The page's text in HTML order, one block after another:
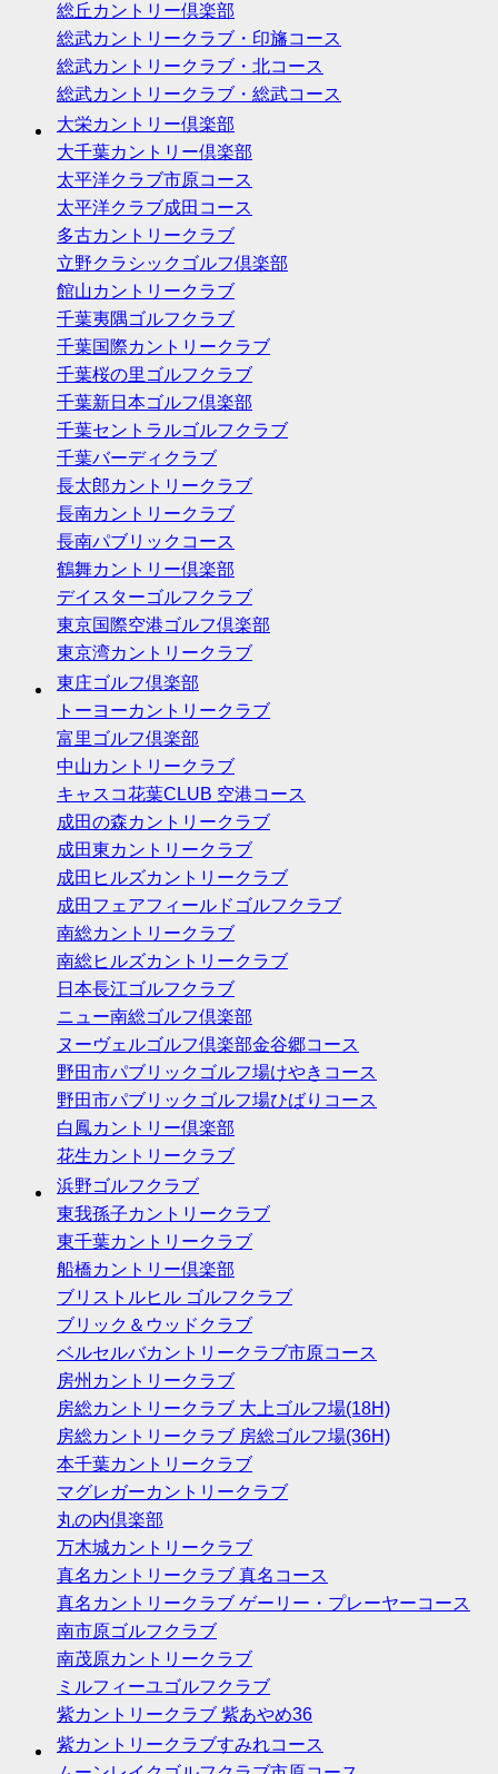
総丘カントリー倶楽部
総武カントリークラブ・印旛コース
総武カントリークラブ・北コース
総武カントリークラブ・総武コース
大栄カントリー倶楽部
大千葉カントリー倶楽部
太平洋クラブ市原コース
太平洋クラブ成田コース
多古カントリークラブ
立野クラシックゴルフ倶楽部
館山カントリークラブ
千葉夷隅ゴルフクラブ
千葉国際カントリークラブ
千葉桜の里ゴルフクラブ
千葉新日本ゴルフ倶楽部
千葉セントラルゴルフクラブ
千葉バーディクラブ
長太郎カントリークラブ
長南カントリークラブ
長南パブリックコース
鶴舞カントリー倶楽部
デイスターゴルフクラブ
東京国際空港ゴルフ倶楽部
東京湾カントリークラブ
東庄ゴルフ倶楽部
トーヨーカントリークラブ
富里ゴルフ倶楽部
中山カントリークラブ
キャスコ花葉CLUB 空港コース
成田の森カントリークラブ
成田東カントリークラブ
成田ヒルズカントリークラブ
成田フェアフィールドゴルフクラブ
南総カントリークラブ
南総ヒルズカントリークラブ
日本長江ゴルフクラブ
ニュー南総ゴルフ倶楽部
ヌーヴェルゴルフ倶楽部金谷郷コース
野田市パブリックゴルフ場けやきコース
野田市パブリックゴルフ場ひばりコース
白鳳カントリー倶楽部
花生カントリークラブ
浜野ゴルフクラブ
東我孫子カントリークラブ
東千葉カントリークラブ
船橋カントリー倶楽部
ブリストルヒル ゴルフクラブ
ブリック＆ウッドクラブ
ベルセルバカントリークラブ市原コース
房州カントリークラブ
房総カントリークラブ 大上ゴルフ場(18H)
房総カントリークラブ 房総ゴルフ場(36H)
本千葉カントリークラブ
マグレガーカントリークラブ
丸の内倶楽部
万木城カントリークラブ
真名カントリークラブ 真名コース
真名カントリークラブ ゲーリー・プレーヤーコース
南市原ゴルフクラブ
南茂原カントリークラブ
ミルフィーユゴルフクラブ
紫カントリークラブ 紫あやめ36
紫カントリークラブすみれコース